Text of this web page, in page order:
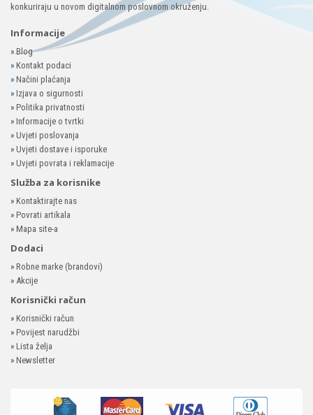
konkuriraju u novom digitalnom poslovnom okruženju.
Informacije
»Blog
» Kontakt podaci
» Načini plaćanja
» Izjava o sigurnosti
» Politika privatnosti
» Informacije o tvrtki
» Uvjeti poslovanja
» Uvjeti dostave i isporuke
» Uvjeti povrata i reklamacije
Služba za korisnike
» Kontaktirajte nas
» Povrati artikala
» Mapa site-a
Dodaci
» Robne marke (brandovi)
» Akcije
Korisnički račun
» Korisnički račun
» Povijest narudžbi
» Lista želja
» Newsletter